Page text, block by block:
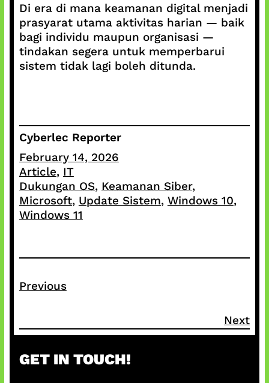
Di era di mana keamanan digital menjadi
prasyarat utama aktivitas harian — baik
bagi individu maupun organisasi —
tindakan segera untuk memperbarui
sistem tidak lagi boleh ditunda.
Cyberlec Reporter
February 14, 2026
Article, IT
Dukungan OS, Keamanan Siber ,
Microsoft, Update Sistem, Windows 10 ,
Windows 11
Previous
Next
GET IN TOUCH!